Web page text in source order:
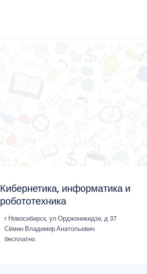
Кибернетика, информатика и
робототехника
г Новосибирск, ул Орджоникидзе, д 37
Сёмин Владимир Анатольевич
бесплатно